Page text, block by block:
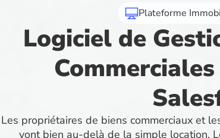
Plateforme
Logiciel de
Les propriétaires de biens commerciaux et
vont bien au-delà de la simple location.